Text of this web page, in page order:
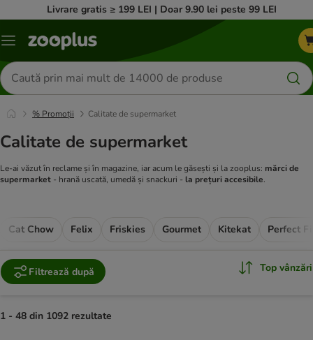
Livrare gratis ≥ 199 LEI | Doar 9.90 lei peste 99 LEI
Categorii
Căutare
produse
% Promoții Calitate de supermarket
Calitate de supermarket
Le-ai văzut în reclame și în magazine, iar acum le găsești și la zooplus: mărci de
supermarket - hrană uscată, umedă și snackuri - la prețuri accesibile.
Cat Chow Felix Friskies Gourmet Kitekat Perfect
Filtrează după Top vânzări
1 - 48 din 1092 rezultate